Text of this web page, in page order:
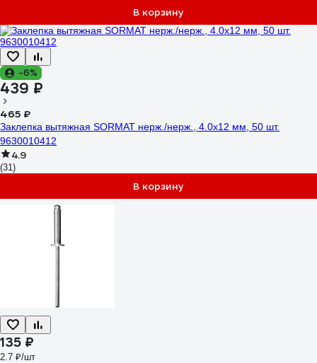
В корзину
-6%
439 ₽
465 ₽
Заклепка вытяжная SORMAT нерж./нерж., 4.0x12 мм, 50 шт.
9630010412
4.9
(31)
В корзину
135 ₽
2.7 ₽/шт